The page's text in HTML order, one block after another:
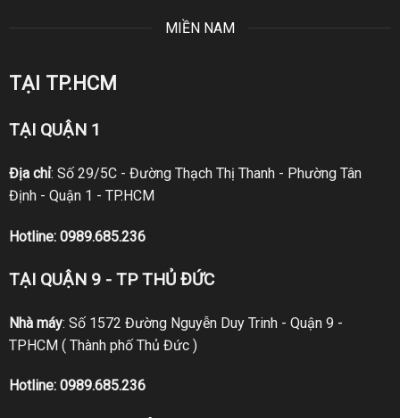
MIỀN NAM
TẠI TP.HCM
TẠI QUẬN 1
Địa chỉ: Số 29/5C - Đường Thạch Thị Thanh - Phường Tân
Định - Quận 1 - TP.HCM
Hotline: 0989.685.236
TẠI QUẬN 9 - TP THỦ ĐỨC
Nhà máy: Số 1572 Đường Nguyễn Duy Trinh - Quận 9 -
TPHCM ( Thành phố Thủ Đức )
Hotline: 0989.685.236